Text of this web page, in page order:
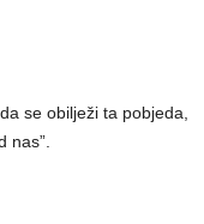
se obilježi ta pobjeda,
nas”.